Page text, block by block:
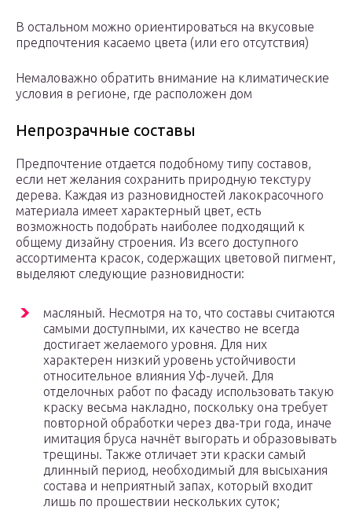
В остальном можно ориентироваться на вкусовые
предпочтения касаемо цвета (или его отсутствия)
Немаловажно обратить внимание на климатические
условия в регионе, где расположен дом
Непрозрачные составы
Предпочтение отдается подобному типу составов,
если нет желания сохранить природную текстуру
дерева. Каждая из разновидностей лакокрасочного
материала имеет характерный цвет, есть
возможность подобрать наиболее подходящий к
общему дизайну строения. Из всего доступного
ассортимента красок, содержащих цветовой пигмент,
выделяют следующие разновидности:
масляный. Несмотря на то, что составы считаются
самыми доступными, их качество не всегда
достигает желаемого уровня. Для них
характерен низкий уровень устойчивости
относительное влияния Уф-лучей. Для
отделочных работ по фасаду использовать такую
краску весьма накладно, поскольку она требует
повторной обработки через два-три года, иначе
имитация бруса начнёт выгорать и образовывать
трещины. Также отличает эти краски самый
длинный период, необходимый для высыхания
состава и неприятный запах, который входит
лишь по прошествии нескольких суток;